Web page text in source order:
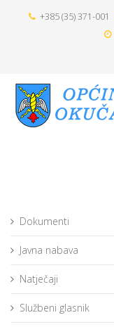
+385 (35) 371-001
Dokumenti
Javna nabava
Natječaji
Službeni glasnik